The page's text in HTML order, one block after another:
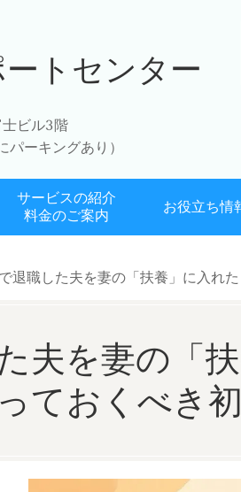
トセンター
ビル3階
ーキングあり）
サービスの紹介
料金のご案内
お役立ち情
退職した夫を妻の「扶養」に入れ
夫を妻の「
ておくべき